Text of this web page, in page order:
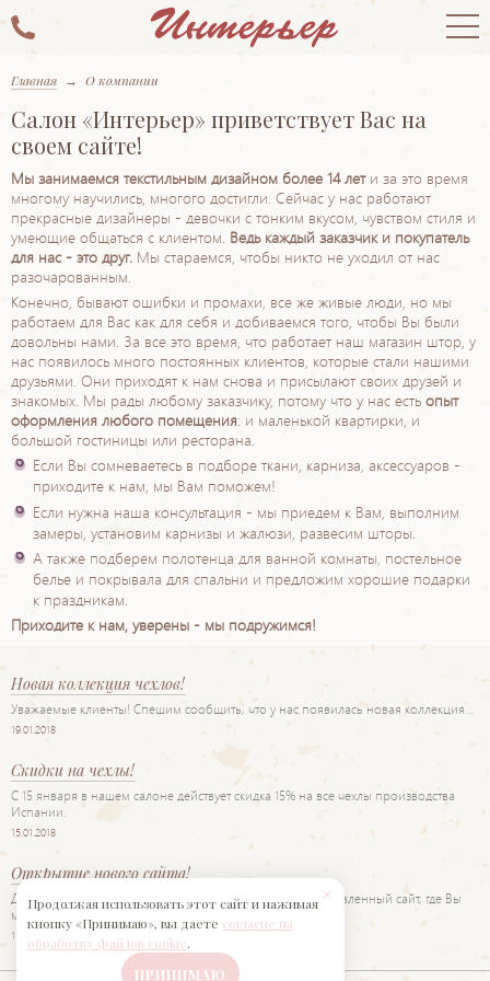
Главная → О компании
Салон «Интерьер» приветствует Вас на
своем сайте!
Мы занимаемся текстильным дизайном более 14 лети за это время
многому научились, многого достигли. Сейчас у нас работают
прекрасные дизайнеры - девочки с тонким вкусом, чувством стиля и
умеющие общаться с клиентом. Ведь каждый заказчик и покупатель
для нас - это друг. Мы стараемся, чтобы никто не уходил от нас
разочарованным.
Конечно, бывают ошибки и промахи, все же живые люди, но мы
работаем для Вас как для себя и добиваемся того, чтобы Вы были
довольны нами. За все это время, что работает наш магазин штор, у
нас появилось много постоянных клиентов, которые стали нашими
друзьями. Они приходят к нам снова и присылают своих друзей и
знакомых. Мы рады любому заказчику, потому что у нас есть опыт
оформления любого помещения: и маленькой квартирки, и
большой гостиницы или ресторана.
Если Вы сомневаетесь в подборе ткани, карниза, аксессуаров -
приходите к нам, мы Вам поможем!
Если нужна наша консультация - мы приедем к Вам, выполним
замеры, установим карнизы и жалюзи, развесим шторы.
А также подберем полотенца для ванной комнаты, постельное
белье и покрывала для спальни и предложим хорошие подарки
к праздникам.
Приходите к нам, уверены - мы подружимся!
Новая коллекция чехлов!
Уважаемые клиенты! Спешим сообщить, что у нас появилась новая коллекция…
19.01.2018
Скидки на чехлы!
С 15 января в нашем салоне действует скидка 15% на все чехлы производства
Испании.
15.01.2018
Открытие нового сайта!
Дорогие друзья! Рады представить Вам наш новый обновленный сайт, где Вы
можете…
11.06.2017
Продолжая использовать этот сайт и нажимая
кнопку «Принимаю», вы даете согласие на
обработку файлов cookie.
ПРИНИМАЮ